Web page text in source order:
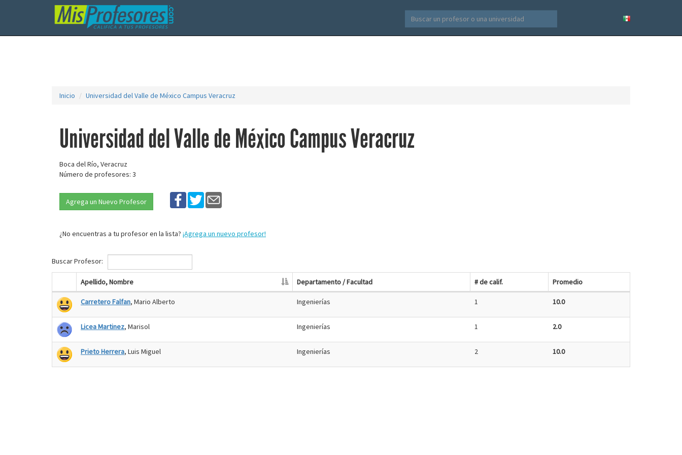
Inicio Universidad del Valle de México Campus Veracruz
Universidad del Valle de México Campus Veracruz
Boca del Río, Veracruz
Número de profesores: 3
Agrega un Nuevo Profesor
¿No encuentras a tu profesor en la lista? ¡Agrega un nuevo profesor!
Buscar Profesor:
Apellido, Nombre Departamento / Facultad # de calif. Promedio
Carretero Falfan, Mario Alberto Ingenierías 1 10.0
Licea Martinez, Marisol Ingenierías 1 2.0
Prieto Herrera, Luis Miguel Ingenierías 2 10.0